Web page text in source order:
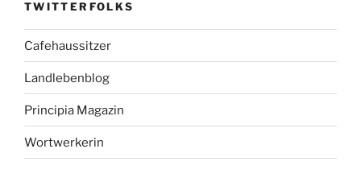
TWITTERFOLKS
Cafehaussitzer
Landlebenblog
Principia Magazin
Wortwerkerin